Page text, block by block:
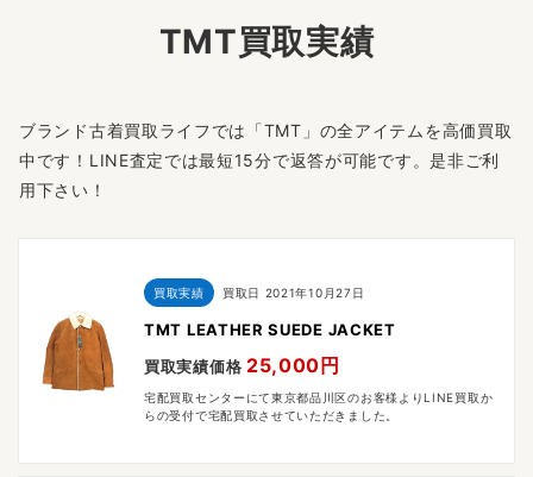
TMT買取実績
ブランド古着買取ライフでは「TMT」の全アイテムを高価買取
中です！LINE査定では最短15分で返答が可能です。是非ご利
用下さい！
買取実績 買取日 2021年10月27日
TMT LEATHER SUEDE JACKET
買取実績価格 25,000円
宅配買取センターにて東京都品川区のお客様よりLINE買取か
らの受付で宅配買取させていただきました。